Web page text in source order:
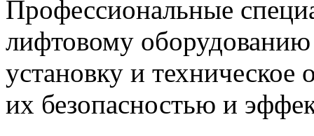
Профессиональные
лифтовому
установку и техническое
их безопасностью и